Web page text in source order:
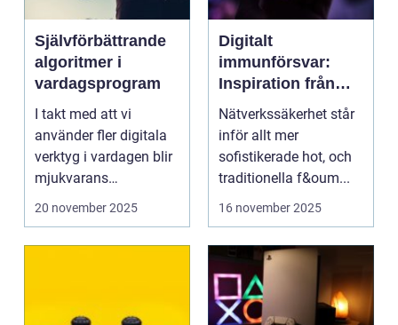
Självförbättrande
algoritmer i
vardagsprogram
I takt med att vi
använder fler digitala
verktyg i vardagen blir
mjukvarans
anpassningsför...
20 november 2025
Digitalt
immunförsvar:
Inspiration från
biologiska system
för att stärka
nätverkssäkerhet
Nätverkssäkerhet står
inför allt mer
sofistikerade hot, och
traditionella f&oum...
16 november 2025